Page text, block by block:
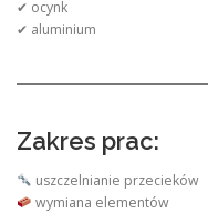
✔ ocynk
✔ aluminium
Zakres prac:
uszczelnianie przecieków
wymiana elementów